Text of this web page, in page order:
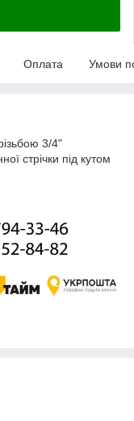
Оплата Умови
3/4"
стрічки під кутом